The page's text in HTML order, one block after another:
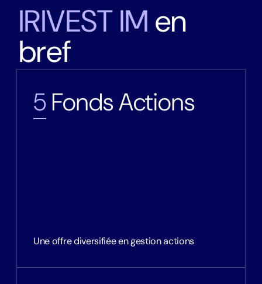
IRIVESTIM en
bref
5Fonds Actions
Une offre diversifiée en gestion actions